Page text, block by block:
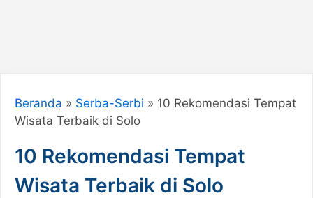
Beranda » Serba-Serbi » 10 Rekomendasi Tempat
Wisata Terbaik di Solo
10 Rekomendasi Tempat
Wisata Terbaik di Solo